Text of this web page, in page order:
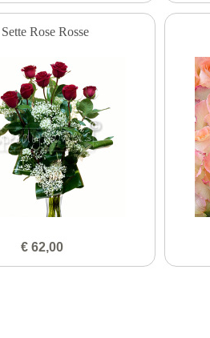
Sette Rose Rosse
€ 62,00